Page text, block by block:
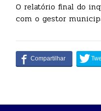
O relatório final do
com o gestor